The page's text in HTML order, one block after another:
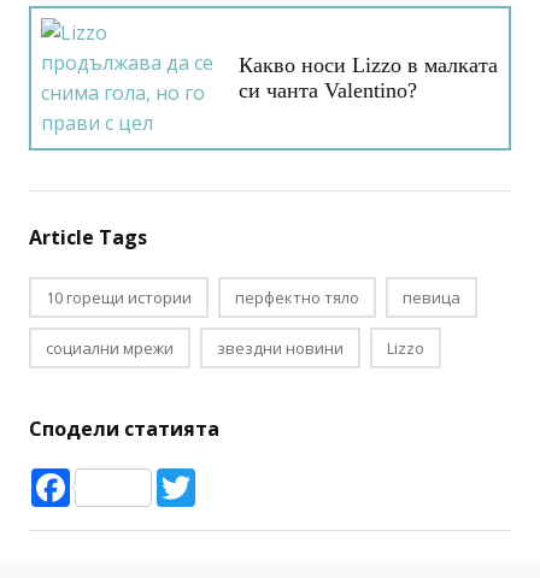
Какво носи Lizzo в малката
си чанта Valentino?
Article Tags
10 горещи истории перфектно тяло певица
социални мрежи звездни новини Lizzo
Сподели статията
Facebook